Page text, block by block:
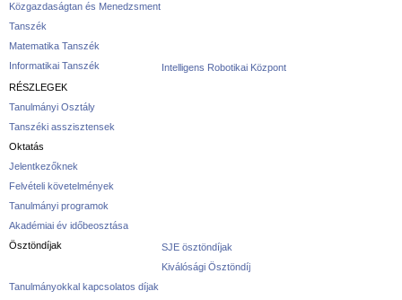
Közgazdaságtan és Menedzsment
Tanszék
Matematika Tanszék
Informatikai Tanszék
Intelligens Robotikai Központ
RÉSZLEGEK
Tanulmányi Osztály
Tanszéki asszisztensek
Oktatás
Jelentkezőknek
Felvételi követelmények
Tanulmányi programok
Akadémiai év időbeosztása
Ösztöndíjak
SJE ösztöndíjak
Kiválósági Ösztöndíj
Tanulmányokkal kapcsolatos díjak